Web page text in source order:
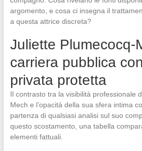
argomento, e cosa ci insegna il
a questa attrice discreta?
Juliette Plumecocq-
carriera pubblica
privata protetta
Il contrasto tra la visibilità professionale
Mech e l’opacità della sua sfera intima
partenza di qualsiasi analisi sul suo
questo scostamento, una tabella
elementi fattuali.